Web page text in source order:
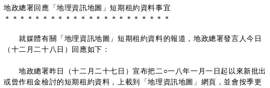
地政總署回應「地理資訊地圖」短期租約資料事宜
＊ ＊ ＊ ＊ ＊ ＊ ＊ ＊ ＊ ＊ ＊ ＊ ＊ ＊ ＊ ＊ ＊ ＊ ＊ ＊ ＊ ＊
就媒體有關「地理資訊地圖」短期租約資料的報道，地政總署發言人今日
（十二月二十八日）回應如下：
地政總署昨日（十二月二十七日）宣布把二○一八年一月一日起以來新批出
或曾作租金檢討的短期租約資料，上載到「地理資訊地圖」網頁，並會按季更